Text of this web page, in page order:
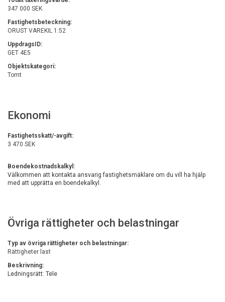
347 000 SEK
Fastighetsbeteckning:
ORUST VAREKIL 1:52
UppdragsID:
GET 4E5
Objektskategori:
Tomt
Ekonomi
Fastighetsskatt/-avgift:
3 470 SEK
Boendekostnadskalkyl:
Välkommen att kontakta ansvarig fastighetsmäklare om du vill ha hjälp
med att upprätta en boendekalkyl.
Övriga rättigheter och belastningar
Typ av övriga rättigheter och belastningar:
Rättigheter last
Beskrivning:
Ledningsrätt: Tele